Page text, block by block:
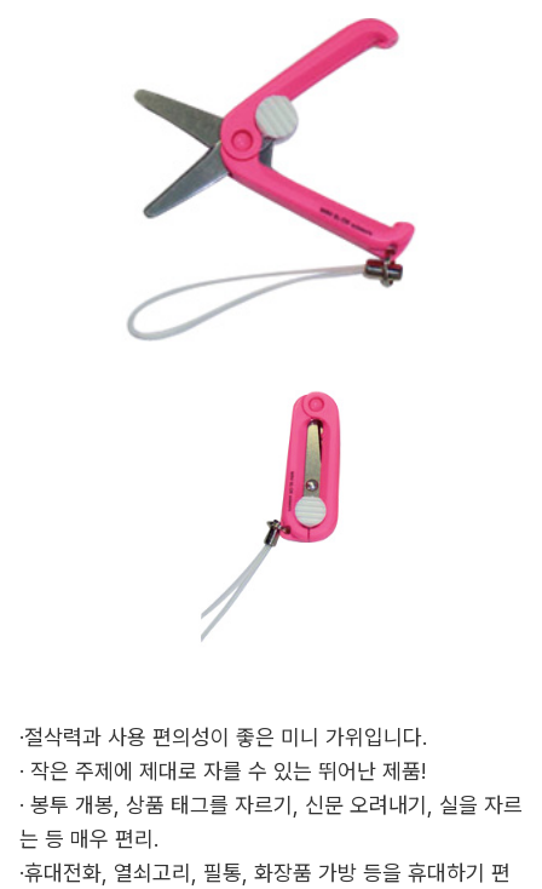
·절삭력과 사용 편의성이 좋은 미니 가위입니다.
· 작은 주제에 제대로 자를 수 있는 뛰어난 제품!
· 봉투 개봉, 상품 태그를 자르기, 신문 오려내기, 실을 자르
는 등 매우 편리.
·휴대전화, 열쇠고리, 필통, 화장품 가방 등을 휴대하기 편